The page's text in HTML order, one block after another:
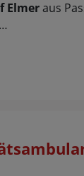
Elmeraus